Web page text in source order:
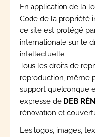
En application de la
Code de la propriété
ce site est protégé
internationale sur le
intellectuelle.
Tous les droits de
reproduction, même
support quelconque
expresse de DEB
rénovation et
Les logos, images,